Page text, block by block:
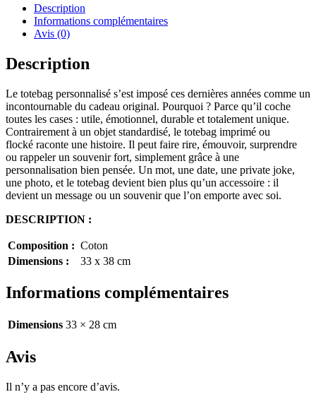
quantityDescription
Informations complémentaires
Avis (0)
Description
Le totebag personnalisé s’est imposé ces dernières années comme un
incontournable du cadeau original. Pourquoi ? Parce qu’il coche
toutes les cases : utile, émotionnel, durable et totalement unique.
Contrairement à un objet standardisé, le totebag imprimé ou
flocké raconte une histoire. Il peut faire rire, émouvoir, surprendre
ou rappeler un souvenir fort, simplement grâce à une
personnalisation bien pensée. Un mot, une date, une private joke,
une photo, et le totebag devient bien plus qu’un accessoire : il
devient un message ou un souvenir que l’on emporte avec soi.
DESCRIPTION :
Composition : Coton
Dimensions :
33 x 38 cm
Informations complémentaires
Dimensions 33 × 28 cm
Avis
Il n’y a pas encore d’avis.